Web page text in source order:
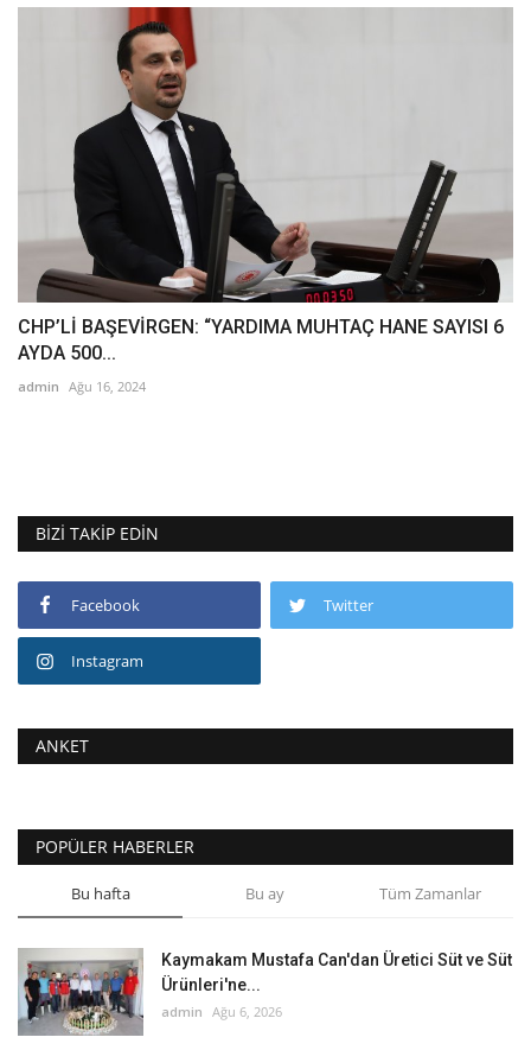
CHP’Lİ BAŞEVİRGEN: “YARDIMA MUHTAÇ HANE SAYISI 6
AYDA 500...
admin Ağu 16, 2024
BIZI TAKIP EDIN
Facebook Twitter
Instagram
ANKET
POPÜLER HABERLER
Bu hafta Bu ay Tüm Zamanlar
Kaymakam Mustafa Can'dan Üretici Süt ve Süt
Ürünleri'ne...
admin Ağu 6, 2026